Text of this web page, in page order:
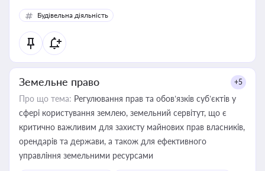
Будівельна діяльність
Земельне право +5
Про що тема: Регулювання прав та обов’язків суб’єктів у
сфері користування землею, земельний сервітут, що є
критично важливим для захисту майнових прав власників,
орендарів та держави, а також для ефективного
управління земельними ресурсами